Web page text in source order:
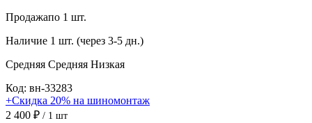
Продажапо 1 шт.
Наличие 1 шт. (через 3-5 дн.)
Средняя Средняя Низкая
Код: вн-33283
+Скидка 20% на шиномонтаж
2 400 ₽ / 1 шт